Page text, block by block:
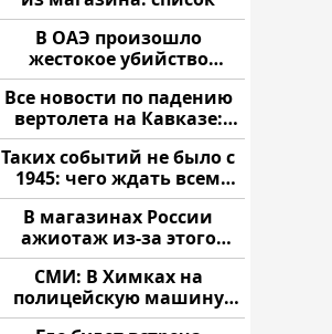
В ОАЭ произошло
жестокое убийство
криптомиллионера
Все новости по падению
вертолета на Кавказе:
читать здесь
Таких событий не было с
1945: чего ждать всем
нам?
В магазинах России
ажиотаж из-за этого
продукта: что купить?
СМИ: В Химках на
полицейскую машину
напали и подожгли.